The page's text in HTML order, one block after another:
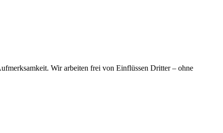
Wir arbeiten frei von Einflüssen Dritter – ohne